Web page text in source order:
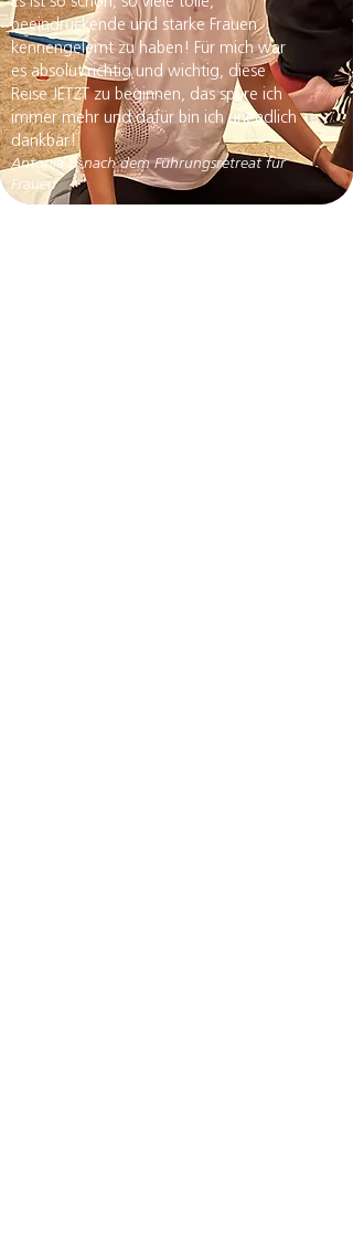
beeindruckende und starke Frauen
kennengelernt zu haben! Für mich war
es absolut richtig und wichtig, diese
Reise JETZT zu beginnen, das spüre ich
immer mehr und dafür bin ich unendlich
dankbar!
Antonia L. nach dem Führungsretreat für
Frauen